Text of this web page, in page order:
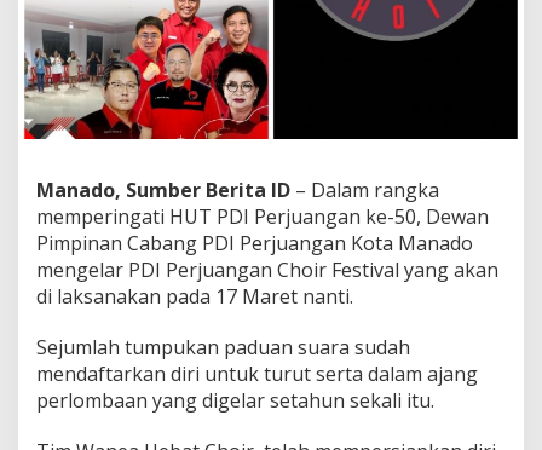
m
i
s
R
a
i
h
e
m
e
n
a
n
a
d
i
Manado, Sumber Berita ID – Dalam rangka
memperingati HUT PDI Perjuangan ke-50, Dewan
Pimpinan Cabang PDI Perjuangan Kota Manado
mengelar PDI Perjuangan Choir Festival yang akan
di laksanakan pada 17 Maret nanti.
Sejumlah tumpukan paduan suara sudah
mendaftarkan diri untuk turut serta dalam ajang
perlombaan yang digelar setahun sekali itu.